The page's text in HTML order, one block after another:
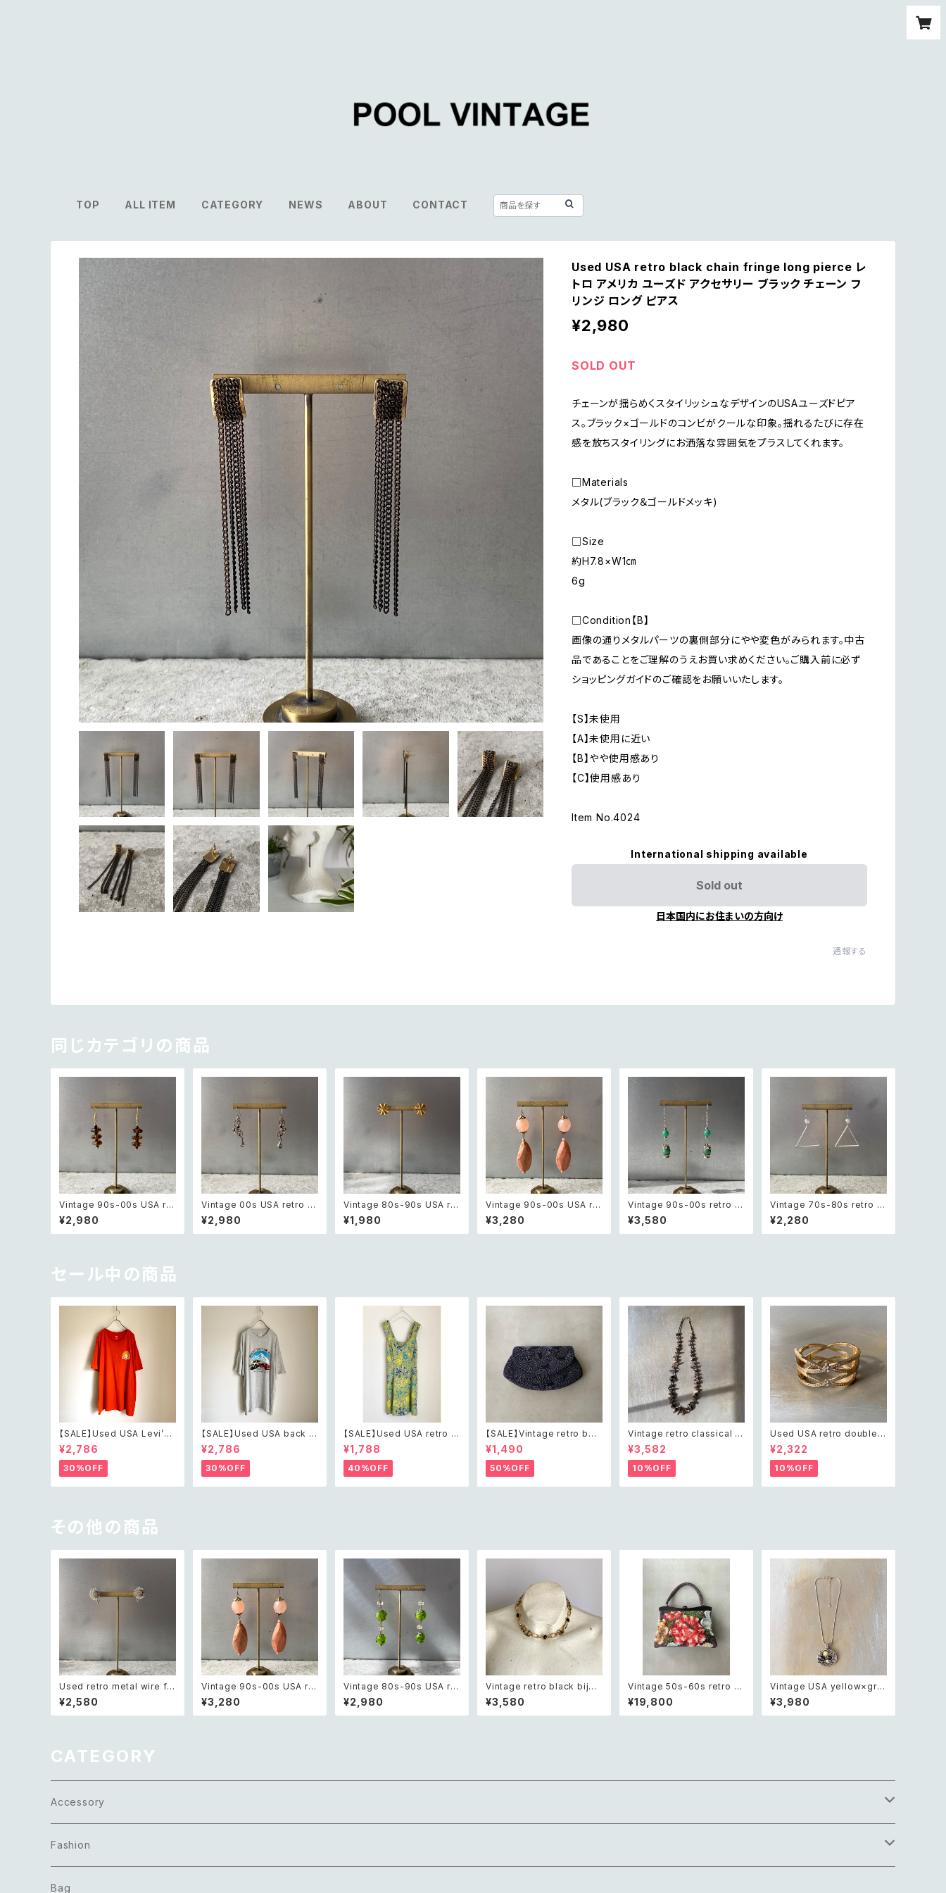
TOP ALL ITEM CATEGORY NEWS ABOUT CONTACT
Used USA retro black chain fringe long pierce レ
トロ アメリカ ユーズド アクセサリー ブラック チェーン フ
リンジ ロング ピアス
¥2,980
SOLD OUT
チェーンが揺らめくスタイリッシュなデザインのUSAユーズドピア
ス。ブラック×ゴールドのコンビがクールな印象。揺れるたびに存在
感を放ちスタイリングにお洒落な雰囲気をプラスしてくれます。
□Materials
メタル(ブラック＆ゴールドメッキ)
□Size
約H7.8×W1㎝
6g
□Condition【B】
画像の通りメタルパーツの裏側部分にやや変色がみられます。中古
品であることをご理解のうえお買い求めください。ご購入前に必ず
ショッピングガイドのご確認をお願いいたします。
【S】未使用
【A】未使用に近い
【B】やや使用感あり
【C】使用感あり
Item No.4024
International shipping available
Sold out
日本国内にお住まいの方向け
通報する
同じカテゴリの商品
Vintage 90s-00s USA ret
ro amber color beads pi
erce レトロ アメリカ ヴィン
テージ アクセサリー 琥珀色
¥2,980
Vintage 00s USA retro m
onotone bijou classical
design pierce レトロ アメ
リカ ヴィンテージ アクセサリ
¥2,980
Vintage 80s-90s USA ret
ro sun design pierce レト
ロ アメリカ ヴィンテージ アク
セサリー 太陽 デザイン ピア
¥1,980
Vintage 90s-00s USA ret
ro pink×gold marble bea
ds pierce レトロ アメリカ ヴ
ィンテージ アクセサリー ピン
¥3,280
Vintage 90s-00s retro gr
een aventurine pierce レ
トロ ヴィンテージ アクセサリ
ー 天然石 グリーンアベンチュ
¥3,580
Vintage 70s-80s retro tri
angle design beads pier
ceレトロ ヴィンテージ アクセ
サリー トライアングル デザイ
¥2,280
セール中の商品
【SALE】Used USA Levi’s
sunrise design orange t
shirt レトロ アメリカ ユーズ
ド 古着 リーバイス サンライズ
デザイン オレンジ Tシャツ X
XL
¥2,786
30%OFF
【SALE】Used USA back t
o the 80s car design t sh
irt レトロ アメリカ ユーズド
古着 カーデザイン ライトグレ
ー Tシャツ XXL
¥2,786
30%OFF
【SALE】Used USA retro b
otanical flower salopett
e short pants レトロ アメリ
カ ユーズド 古着 ライトグリー
ン ボタニカル フラワー サロペ
ット ショートパンツ
¥1,788
40%OFF
【SALE】Vintage retro bea
ds embroidery navy blue
pouch レトロ ヴィンテージ
ホワイト ビーズ刺繍 ネイビー
紺色 ポーチ
¥1,490
50%OFF
Vintage retro classical ro
ugh cut shell beads nec
klace レトロ ヴィンテージ ア
クセサリー クラシカル ラフカ
ット シェル ビーズ ネックレス
¥3,582
10%OFF
Used USA retro double c
ross crystal bijou bangle
レトロ アメリカ ユーズド アク
セサリー ゴールド ダブル クロ
ス ビジュー バングル
¥2,322
10%OFF
その他の商品
Used retro metal wire flo
wer earring レトロ ヴィンテ
ージ アクセサリー シルバー
メタル ワイヤー フラワー イヤ
¥2,580
Vintage 90s-00s USA ret
ro pink×gold marble bea
ds pierce レトロ アメリカ ヴ
ィンテージ アクセサリー ピン
¥3,280
Vintage 80s-90s USA ret
ro green glass beads pi
erce レトロ アメリカ ヴィン
テージ アクセサリー グリーン
¥2,980
Vintage retro black bijou
bicolor chain necklace レ
トロ ヴィンテージ アクセサリ
ー ブラック ビジュー バイカラ
¥3,580
Vintage 50s-60s retro b
otanical flower beads e
mbroidery classical bag
レトロ ヴィンテージ ブラック
¥19,800
Vintage USA yellow×gre
en bijou design charm n
ecklace レトロ アメリカ ヴィ
ンテージ アクセサリー イエロ
¥3,980
CATEGORY
Accessory
Necklace
Pierce
Fashion
Tops
Bag